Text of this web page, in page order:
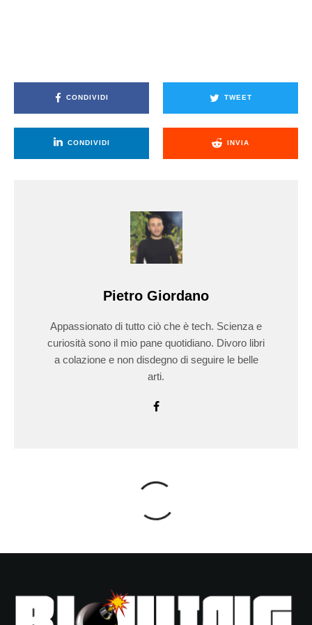
CONDIVIDI TWEET
CONDIVIDI INVIA
Pietro Giordano
Appassionato di tutto ciò che è tech. Scienza e
curiosità sono il mio pane quotidiano. Divoro libri
a colazione e non disdegno di seguire le belle
arti.